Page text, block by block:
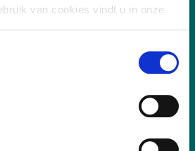
van cookies vindt u in onze
en annuleren